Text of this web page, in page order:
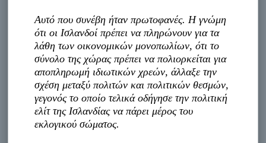
Αυτό που συνέβη ήταν πρωτοφανές. Η γνώμη
ότι οι Ισλανδοί πρέπει να πληρώνουν για τα
λάθη των οικονομικών μονοπωλίων, ότι το
σύνολο της χώρας πρέπει να πολιορκείται για
αποπληρωμή ιδιωτικών χρεών, άλλαξε την
σχέση μεταξύ πολιτών και πολιτικών θεσμών,
γεγονός το οποίο τελικά οδήγησε την πολιτική
ελίτ της Ισλανδίας να πάρει μέρος του
εκλογικού σώματος.